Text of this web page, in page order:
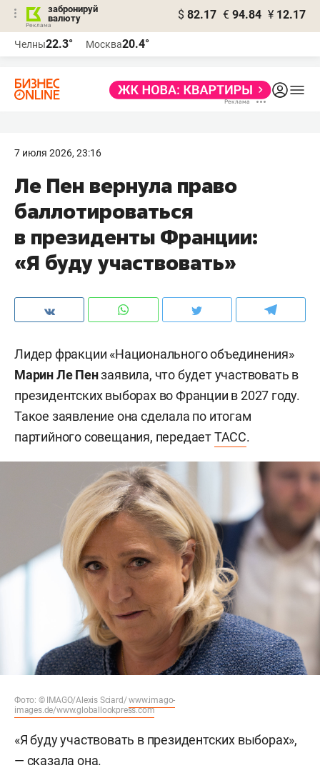
забронируй
валюту
$ 82.17 € 94.84 ¥ 12.17
Челны22.3° Москва20.4°
7 июля 2026, 23:16
Ле Пен вернула право
баллотироваться
в президенты Франции:
«Я буду участвовать»
Лидер фракции «Национального объединения»
Марин Ле Пензаявила, что будет участвовать в
президентских выборах во Франции в 2027 году.
Такое заявление она сделала по итогам
партийного совещания, передаетТАСС.
Фото: © IMAGO/Alexis Sciard/www.imago-
images.de/www.globallookpress.com
«Я буду участвовать в президентских выборах»,
— сказала она.